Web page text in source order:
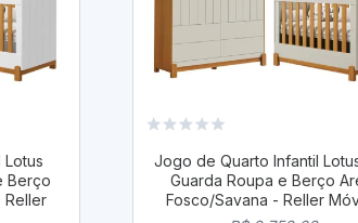
Berço
Reller
Jogo de Quarto Infantil
Guarda Roupa e Berço
Fosco/Savana - Reller